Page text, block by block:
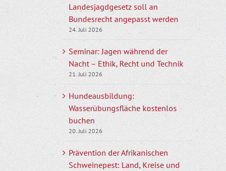
Landesjagdgesetz soll an
Bundesrecht angepasst werden
24. Juli 2026
Seminar: Jagen während der
Nacht – Ethik, Recht und Technik
21. Juli 2026
Hundeausbildung:
Wasserübungsfläche kostenlos
buchen
20. Juli 2026
Prävention der Afrikanischen
Schweinepest: Land, Kreise und